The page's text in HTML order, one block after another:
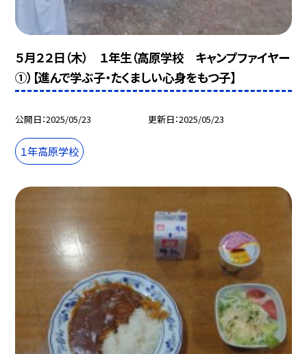
５月２２日（木） １年生（高原学校 キャンプファイヤー
①）【進んで学ぶ子・たくましい心身をもつ子】
公開日 2025/05/23 更新日 2025/05/23
１年高原学校